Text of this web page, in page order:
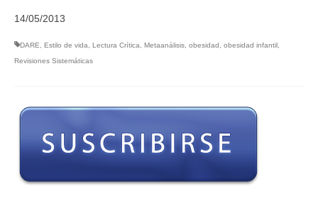
14/05/2013
DARE Estilo de vida Lectura Crítica Metaanálisis obesidad obesidad infantil
Revisiones Sistemáticas